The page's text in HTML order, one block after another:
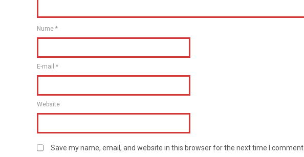
Nume *
E-mail *
Website
Save my name, email, and website in this browser for the next time I comment